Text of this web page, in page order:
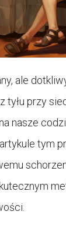
ale
tyłu przy
nasze
tym